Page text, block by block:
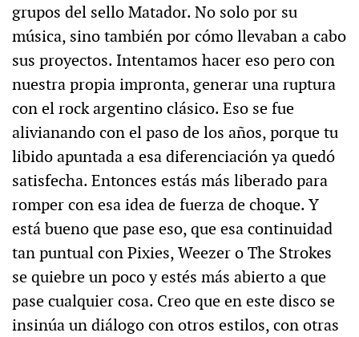
grupos del sello Matador. No solo por su
música, sino también por cómo llevaban a cabo
sus proyectos. Intentamos hacer eso pero con
nuestra propia impronta, generar una ruptura
con el rock argentino clásico. Eso se fue
alivianando con el paso de los años, porque tu
libido apuntada a esa diferenciación ya quedó
satisfecha. Entonces estás más liberado para
romper con esa idea de fuerza de choque. Y
está bueno que pase eso, que esa continuidad
tan puntual con Pixies, Weezer o The Strokes
se quiebre un poco y estés más abierto a que
pase cualquier cosa. Creo que en este disco se
insinúa un diálogo con otros estilos, con otras